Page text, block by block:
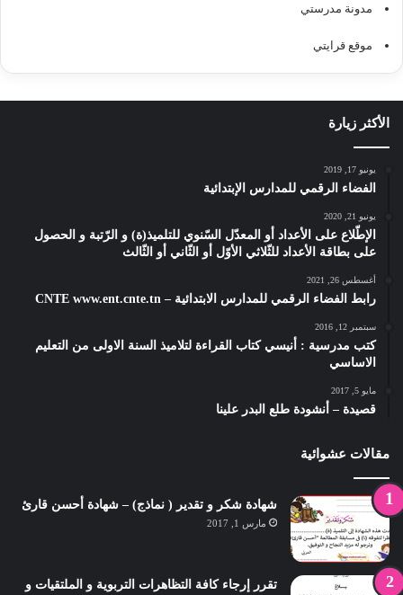
مدونة مدرستي
موقع قرايتي
الأكثر زيارة
يونيو 17, 2019
الفضاء الرقمي للمدارس الإبتدائية
يونيو 21, 2020
الإطّلاع على الأعداد أو المعدّل السّنوي للتلميذ(ة) و الرّتبة و الحصول
على بطاقة الأعداد للثّلاثي الأوّل أو الثّاني أو الثّالث
أغسطس 26, 2021
رابط الفضاء الرقمي للمدارس الابتدائية – CNTE www.ent.cnte.tn
سبتمبر 12, 2016
كتب مدرسية : أنيسي كتاب القراءة لتلاميذ السنة الاولى من التعليم
الاساسي
مايو 5, 2017
قصيدة – أنشودة طلع البدر علينا
مقالات عشوائية
شهادة شكر و تقدير ( نماذج) – شهادة أحسن قارئ
مارس 1, 2017
تقرر إرجاء كافة التظاهرات التربوية و الملتقيات و